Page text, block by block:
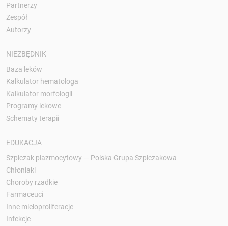
Partnerzy
Zespół
Autorzy
NIEZBĘDNIK
Baza leków
Kalkulator hematologa
Kalkulator morfologii
Programy lekowe
Schematy terapii
EDUKACJA
Szpiczak plazmocytowy — Polska Grupa Szpiczakowa
Chłoniaki
Choroby rzadkie
Farmaceuci
Inne mieloproliferacje
Infekcje